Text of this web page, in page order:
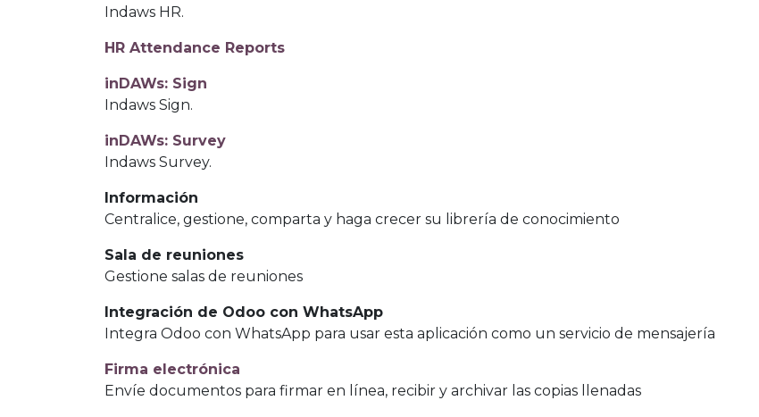
Indaws HR.
HR Attendance Reports
inDAWs: Sign
Indaws Sign.
inDAWs: Survey
Indaws Survey.
Información
Centralice, gestione, comparta y haga crecer su librería de conocimiento
Sala de reuniones
Gestione salas de reuniones
Integración de Odoo con WhatsApp
Integra Odoo con WhatsApp para usar esta aplicación como un servicio de mensajería
Firma electrónica
Envíe documentos para firmar en línea, recibir y archivar las copias llenadas